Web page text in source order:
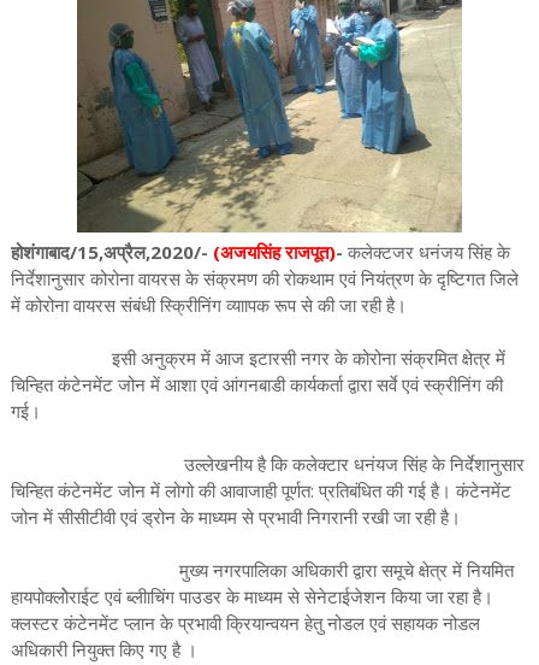
होशंगाबाद/15,अप्रैल,2020/- (अजयसिंह राजपूत)- कलेक्टजर धनंजय सिंह के
निर्देशानुसार कोरोना वायरस के संक्रमण की रोकथाम एवं नियंत्रण के दृष्टिगत जिले
में कोरोना वायरस संबंधी स्क्रीिनिंग व्याापक रूप से की जा रही है।
इसी अनुक्रम में आज इटारसी नगर के कोरोना संक्रमित क्षेत्र में
चिन्हित कंटेनमेंट जोन में आशा एवं आंगनबाडी कार्यकर्ता द्वारा सर्वे एवं स्क्रीनिंग की
गई।
उल्लेखनीय है कि कलेक्टार धनंयज सिंह के निर्देशानुसार
चिन्हित कंटेनमेंट जोन में लोगो की आवाजाही पूर्णत: प्रतिबंधित की गई है। कंटेनमेंट
जोन में सीसीटीवी एवं ड्रोन के माध्यम से प्रभावी निगरानी रखी जा रही है।
मुख्य नगरपालिका अधिकारी द्वारा समूचे क्षेत्र में नियमित
हायपोक्लोेराईट एवं ब्लीाचिंग पाउडर के माध्यम से सेनेटाईजेशन किया जा रहा है।
क्लस्टर कंटेनमेंट प्लान के प्रभावी क्रियान्वयन हेतु नोडल एवं सहायक नोडल
अधिकारी नियुक्त किए गए है ।